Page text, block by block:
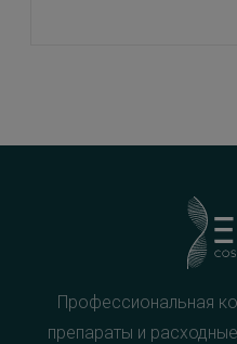
Профессиональная
препараты и